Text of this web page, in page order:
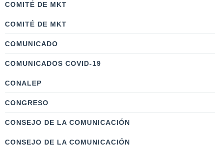
COMITÉ DE MKT
COMITÉ DE MKT
COMUNICADO
COMUNICADOS COVID-19
CONALEP
CONGRESO
CONSEJO DE LA COMUNICACIÓN
CONSEJO DE LA COMUNICACIÓN